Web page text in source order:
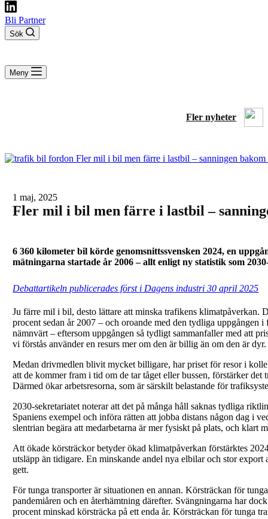
Bli Partner
Sök
Meny
Fler nyheter
1 maj, 2025
Fler mil i bil men färre i lastbil –
6 360 kilometer bil körde genomsnittssvensken 2024, en
mätningarna startade år 2006 – allt enligt ny statistik som
Debattartikeln publicerades först i Dagens industri 30 april 2025
Ju färre mil i bil, desto lättare att minska trafikens klimatpåverkan.
procent sedan år 2007 – och oroande med den tydliga
nämnvärt – eftersom uppgången så tydligt sammanfaller med att
vi förstås använder en resurs mer om den är billig än om den är dyr.
Medan drivmedlen blivit mycket billigare, har priset för resor i
att de kommer fram i tid om de tar tåget eller bussen, förstärker
Därmed ökar arbetsresorna, som är särskilt belastande för
2030-sekretariatet noterar att det på många håll saknas tydliga
Spaniens exempel och införa rätten att jobba distans någon dag i
slentrian begära att medarbetarna är mer fysiskt på plats, och klart
Att ökade körsträckor betyder ökad klimatpåverkan förstärktes
utsläpp än tidigare. En minskande andel nya elbilar och stor
gett.
För tunga transporter är situationen en annan. Körsträckan för
pandemiåren och en återhämtning därefter. Svängningarna har
procent minskad körsträcka på ett enda år. Körsträckan för tunga